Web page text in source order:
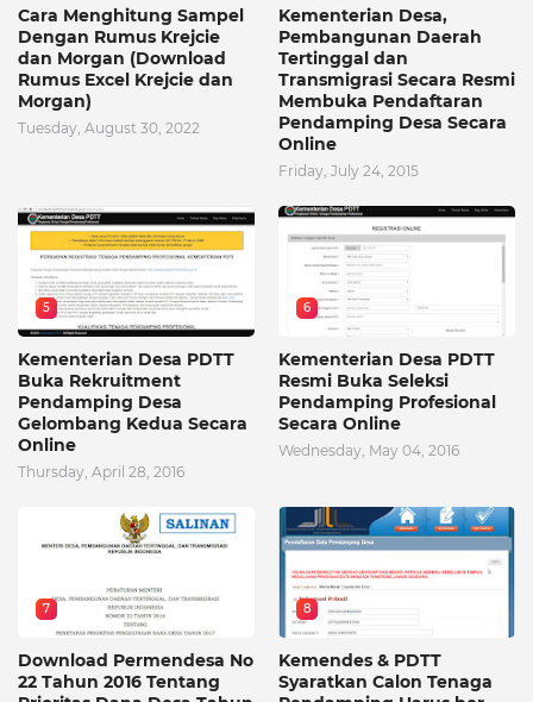
Cara Menghitung Sampel
Dengan Rumus Krejcie
dan Morgan (Download
Rumus Excel Krejcie dan
Morgan)
Tuesday, August 30, 2022
Kementerian Desa,
Pembangunan Daerah
Tertinggal dan
Transmigrasi Secara Resmi
Membuka Pendaftaran
Pendamping Desa Secara
Online
Friday, July 24, 2015
5
Kementerian Desa PDTT
Buka Rekruitment
Pendamping Desa
Gelombang Kedua Secara
Online
Thursday, April 28, 2016
6
Kementerian Desa PDTT
Resmi Buka Seleksi
Pendamping Profesional
Secara Online
Wednesday, May 04, 2016
7
Download Permendesa No
22 Tahun 2016 Tentang
8
Kemendes & PDTT
Syaratkan Calon Tenaga